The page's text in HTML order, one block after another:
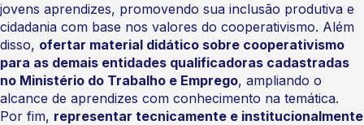
jovens aprendizes, promovendo sua inclusão produtiva e
cidadania com base nos valores do cooperativismo. Além
disso, ofertar material didático sobre cooperativismo
para as demais entidades qualificadoras cadastradas
no Ministério do Trabalho e Emprego, ampliando o
alcance de aprendizes com conhecimento na temática.
Por fim, representar tecnicamente e institucionalmente